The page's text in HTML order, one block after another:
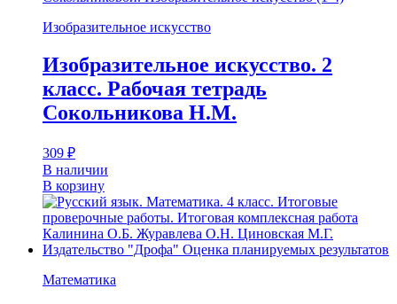
Изобразительное искусство
Изобразительное искусство. 2
класс. Рабочая тетрадь
Сокольникова Н.М.
309 ₽
В наличии
В корзину
Математика